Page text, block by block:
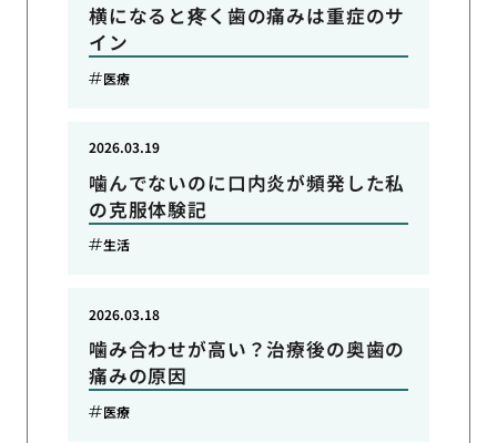
横になると疼く歯の痛みは重症のサ
イン
医療
噛んでないのに口内炎が頻発した私
の克服体験記
2026.03.19
生活
噛み合わせが高い？治療後の奥歯の
痛みの原因
2026.03.18
医療